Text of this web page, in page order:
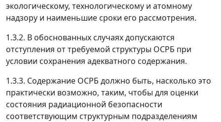
экологическому, технологическому и атомному
надзору и наименьшие сроки его рассмотрения.
1.3.2. В обоснованных случаях допускаются
отступления от требуемой структуры ОСРБ при
условии сохранения адекватного содержания.
1.3.3. Содержание ОСРБ должно быть, насколько это
практически возможно, таким, чтобы для оценки
состояния радиационной безопасности
соответствующим структурным подразделениям